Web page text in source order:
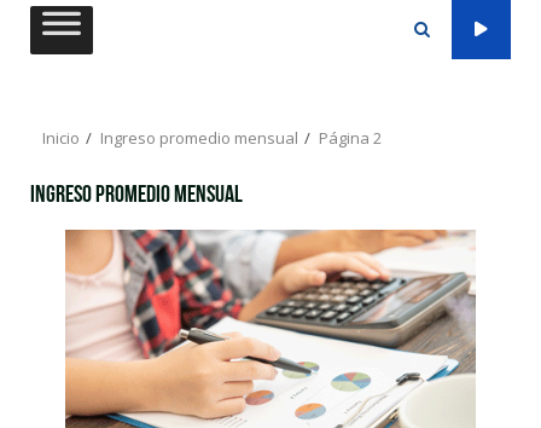
Saltar
Inicio Ingreso promedio mensual Página 2
Ingreso promedio mensual